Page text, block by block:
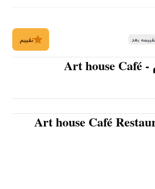
بعد تقييم
-
Art house Café
Art house Café